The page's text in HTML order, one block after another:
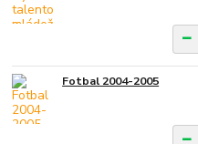
Fotbal 2004-2005